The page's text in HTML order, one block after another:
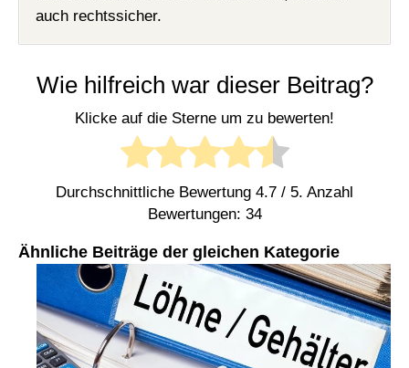
auch rechtssicher.
Wie hilfreich war dieser Beitrag?
Klicke auf die Sterne um zu bewerten!
Durchschnittliche Bewertung 4.7 / 5. Anzahl
Bewertungen: 34
Ähnliche Beiträge der gleichen Kategorie